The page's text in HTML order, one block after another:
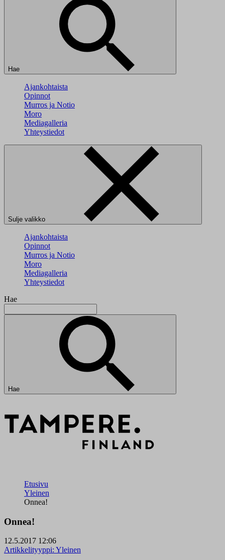
Hae
Ajankohtaista
Opinnot
Murros ja Notio
Moro
Mediagalleria
Yhteystiedot
Sulje valikko
Ajankohtaista
Opinnot
Murros ja Notio
Moro
Mediagalleria
Yhteystiedot
Hae
Hae
Etusivu
Yleinen
Onnea!
Onnea!
12.5.2017 12:06
Artikkelityyppi: Yleinen